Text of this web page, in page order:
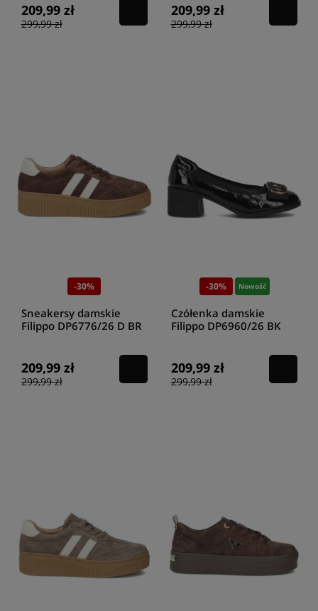
209,99 zł
299,99 zł
209,99 zł
299,99 zł
-30%
Sneakersy damskie
Filippo DP6776/26 D BR
209,99 zł
299,99 zł
-30% Nowość
Czółenka damskie
Filippo DP6960/26 BK
209,99 zł
299,99 zł